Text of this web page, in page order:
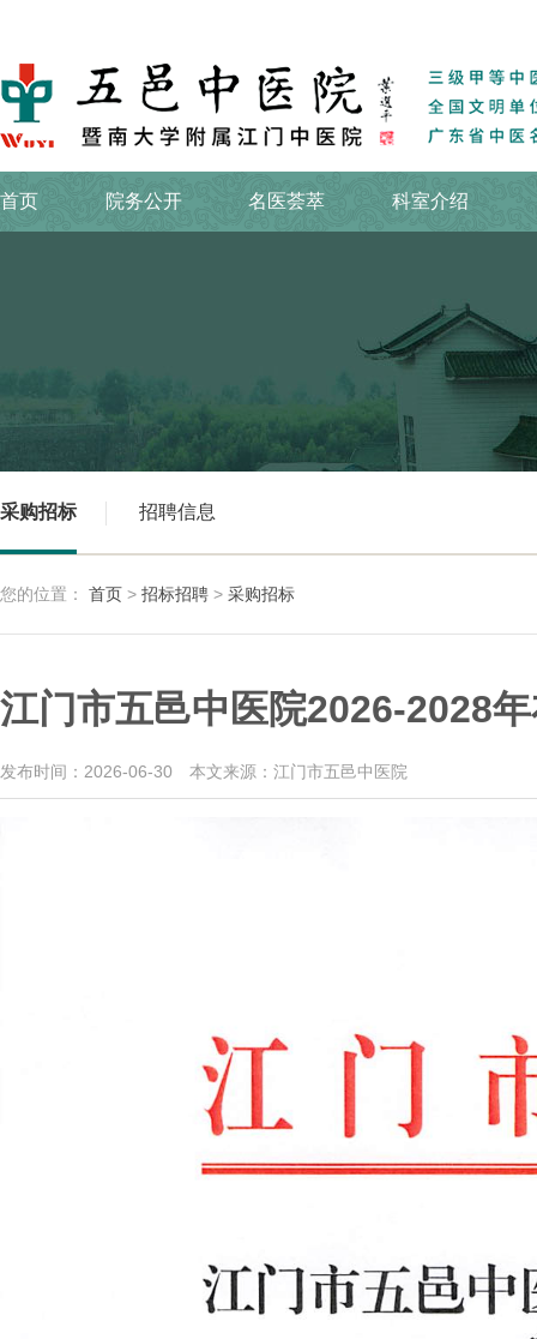
首页 院务公开 名医荟萃 科室介绍
采购招标 招聘信息
您的位置： 首页 > 招标招聘 > 采购招标
江门市五邑中医院2026-2028
发布时间：2026-06-30 本文来源：江门市五邑中医院